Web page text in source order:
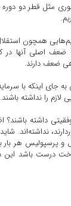
را ببریم اما کشوری
همچون
ضعف اصلی آنها
ضعف دارند.
جای اینکه با
لازم را نداشته باشند.
داشته باشند؟
نداشته‌اند.
پرسپولیس هر بار
درست باشد این